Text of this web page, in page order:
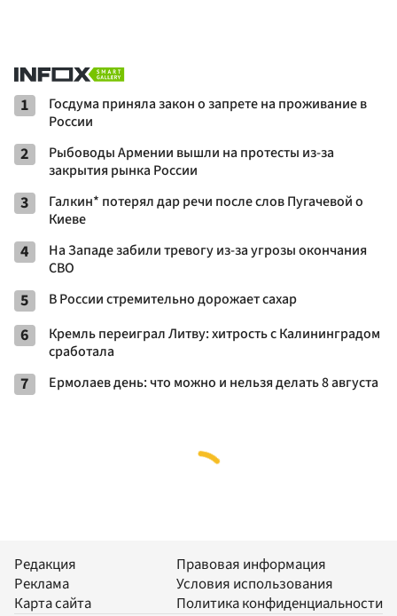
1
Госдума приняла закон о запрете на проживание в
России
2
Рыбоводы Армении вышли на протесты из-за
закрытия рынка России
3
Галкин* потерял дар речи после слов Пугачевой о
Киеве
4
На Западе забили тревогу из-за угрозы окончания
СВО
5 В России стремительно дорожает сахар
6
Кремль переиграл Литву: хитрость с Калининградом
сработала
7 Ермолаев день: что можно и нельзя делать 8 августа
Редакция
Реклама
Карта сайта
Правовая информация
Условия использования
Политика конфиденциальности